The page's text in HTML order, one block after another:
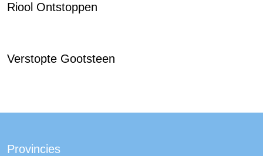
Riool Ontstoppen
Verstopte Gootsteen
Provincies